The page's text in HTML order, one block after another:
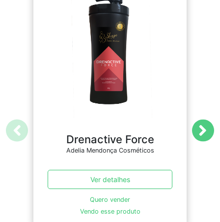
Drenactive Force
Adelia Mendonça Cosméticos
Ver detalhes
Quero vender
Vendo esse produto